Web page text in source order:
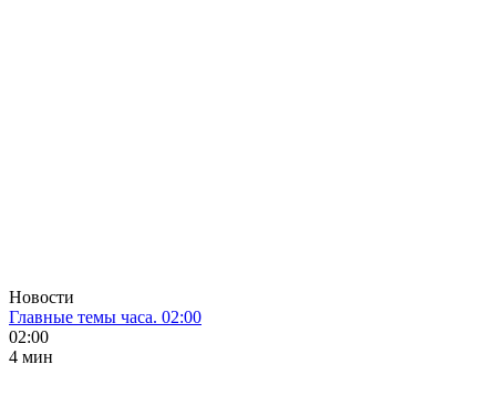
Новости
Главные темы часа. 02:00
02:00
4 мин